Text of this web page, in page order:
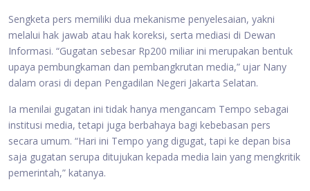
Sengketa pers memiliki dua mekanisme penyelesaian, yakni
melalui hak jawab atau hak koreksi, serta mediasi di Dewan
Informasi. “Gugatan sebesar Rp200 miliar ini merupakan bentuk
upaya pembungkaman dan pembangkrutan media,” ujar Nany
dalam orasi di depan Pengadilan Negeri Jakarta Selatan.
Ia menilai gugatan ini tidak hanya mengancam Tempo sebagai
institusi media, tetapi juga berbahaya bagi kebebasan pers
secara umum. “Hari ini Tempo yang digugat, tapi ke depan bisa
saja gugatan serupa ditujukan kepada media lain yang mengkritik
pemerintah,” katanya.